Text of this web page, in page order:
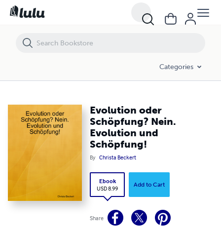
Categories
Evolution oder
Schöpfung? Nein.
Evolution und
Schöpfung!
By Christa Beckert
Ebook
USD 8.99
Add to Cart
Share
Evolution oder Schöpfung? Nein. Evolution und Schöpfung!